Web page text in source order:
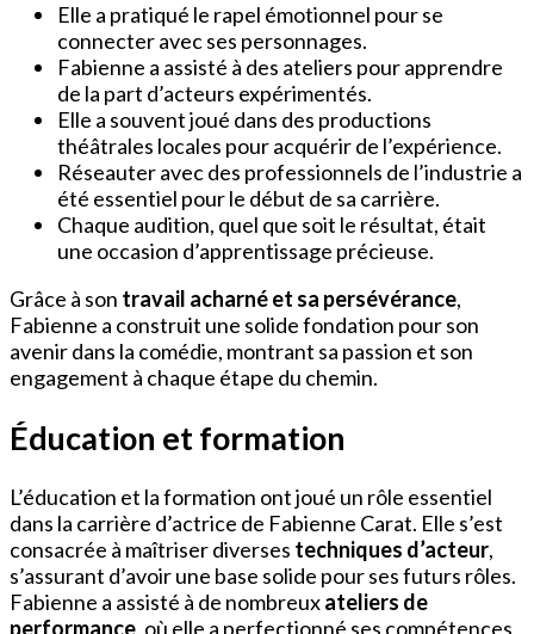
Elle a pratiqué le rapel émotionnel pour se
connecter avec ses personnages.
Fabienne a assisté à des ateliers pour apprendre
de la part d’acteurs expérimentés.
Elle a souvent joué dans des productions
théâtrales locales pour acquérir de l’expérience.
Réseauter avec des professionnels de l’industrie a
été essentiel pour le début de sa carrière.
Chaque audition, quel que soit le résultat, était
une occasion d’apprentissage précieuse.
Grâce à son travail acharné et sa persévérance,
Fabienne a construit une solide fondation pour son
avenir dans la comédie, montrant sa passion et son
engagement à chaque étape du chemin.
Éducation et formation
L’éducation et la formation ont joué un rôle essentiel
dans la carrière d’actrice de Fabienne Carat. Elle s’est
consacrée à maîtriser diverses techniques d’acteur,
s’assurant d’avoir une base solide pour ses futurs rôles.
Fabienne a assisté à de nombreuxateliers de
performance, où elle a perfectionné ses compétences